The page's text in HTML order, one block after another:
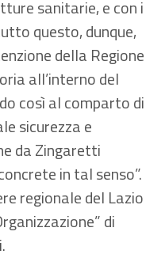
sanitarie, e con i
questo, dunque,
della Regione
all’interno del
così al comparto di
sicurezza e
da Zingaretti
in tal senso”.
regionale del Lazio
di